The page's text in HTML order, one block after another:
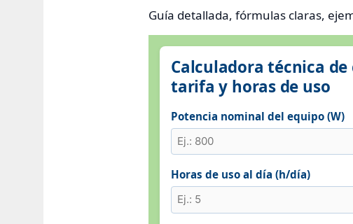
Guía detallada, fórmulas claras,
Calculadora técnica
tarifa y horas de uso
Potencia nominal del equipo (W)
Horas de uso al día (h/día)